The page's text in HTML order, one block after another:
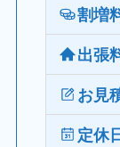
割増
出張
お見
定休